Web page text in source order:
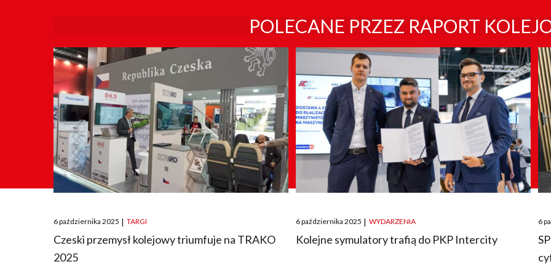
POLECANE PRZEZ RAPORT
Posted
on
6 października 2025 | TARGI
Czeski przemysł kolejowy triumfuje na TRAKO
2025
Posted
on
6 października 2025 | WYDARZENIA
Kolejne symulatory trafią do PKP Intercity
on
6